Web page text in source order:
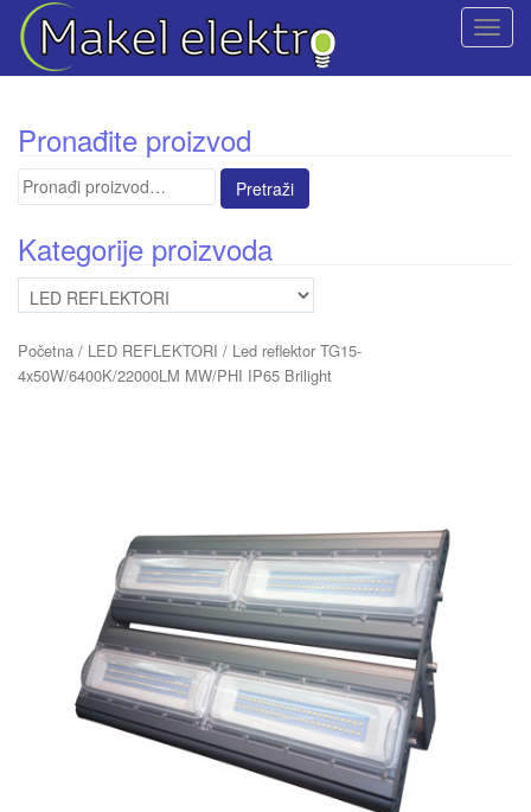
T
Pronađite proizvod
Pretraga
Kategorije proizvoda
Početna / LED REFLEKTORI / Led reflektor TG15-
4x50W/6400K/22000LM MW/PHI IP65 Brilight